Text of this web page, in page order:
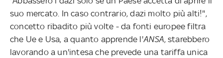
suo mercato. In caso contrario, dazi molto più alti!",
concetto ribadito più volte - da fonti europee filtra
che Ue e Usa, a quanto apprende l'ANSA, starebbero
lavorando a un'intesa che prevede una tariffa unica